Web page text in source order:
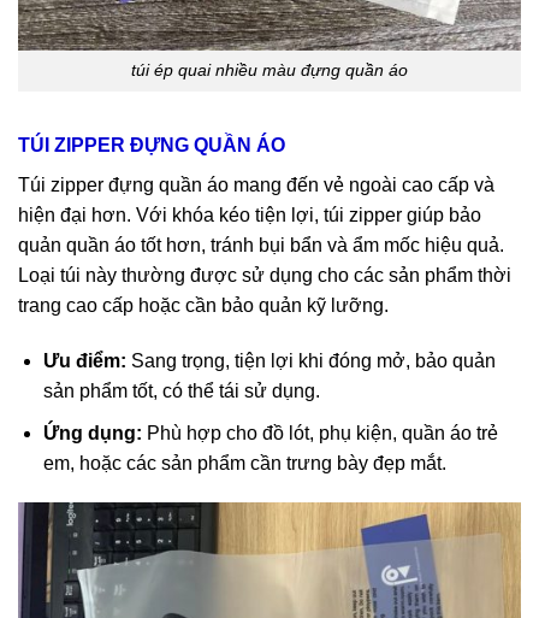
túi ép quai nhiều màu đựng quần áo
TÚI ZIPPER ĐỰNG QUẦN ÁO
Túi zipper đựng quần áo mang đến vẻ ngoài cao cấp và
hiện đại hơn. Với khóa kéo tiện lợi, túi zipper giúp bảo
quản quần áo tốt hơn, tránh bụi bẩn và ẩm mốc hiệu quả.
Loại túi này thường được sử dụng cho các sản phẩm thời
trang cao cấp hoặc cần bảo quản kỹ lưỡng.
Ưu điểm: Sang trọng, tiện lợi khi đóng mở, bảo quản
sản phẩm tốt, có thể tái sử dụng.
Ứng dụng: Phù hợp cho đồ lót, phụ kiện, quần áo trẻ
em, hoặc các sản phẩm cần trưng bày đẹp mắt.